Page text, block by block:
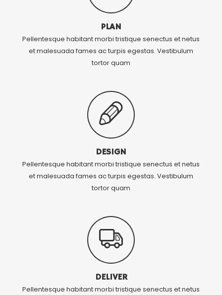
PLAN
Pellentesque habitant morbi tristique senectus et netus
et malesuada fames ac turpis egestas. Vestibulum
tortor quam
DESIGN
Pellentesque habitant morbi tristique senectus et netus
et malesuada fames ac turpis egestas. Vestibulum
tortor quam
DELIVER
Pellentesque habitant morbi tristique senectus et netus